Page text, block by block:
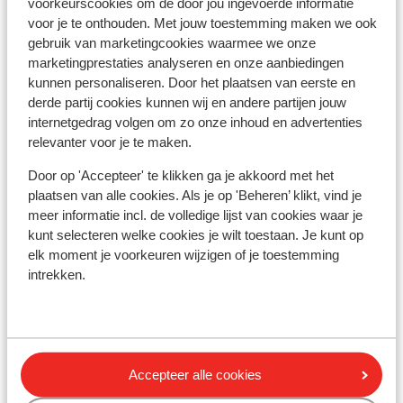
voorkeurscookies om de door jou ingevoerde informatie
voor je te onthouden. Met jouw toestemming maken we ook
gebruik van marketingcookies waarmee we onze
marketingprestaties analyseren en onze aanbiedingen
kunnen personaliseren. Door het plaatsen van eerste en
derde partij cookies kunnen wij en andere partijen jouw
internetgedrag volgen om zo onze inhoud en advertenties
relevanter voor je te maken.
Door op 'Accepteer' te klikken ga je akkoord met het
plaatsen van alle cookies. Als je op 'Beheren’ klikt, vind je
meer informatie incl. de volledige lijst van cookies waar je
kunt selecteren welke cookies je wilt toestaan. Je kunt op
elk moment je voorkeuren wijzigen of je toestemming
intrekken.
Accepteer alle cookies
Het alarmnummer in Griekenland voor de politie is 100.
Wanneer je een ambulance nodig hebt, dan dien je 166 te
bellen. Let op, deze alarmnummers mag je alleen
gebruiken bij noodgevallen.
Eten & drinken:
juiste adres. De Griekse keuken is divers. In de Griekse
restaurants vind je zowel vlees- als visgerechten, maar
ook smaakvolle vegetarische gerechten. Denk maar
aan Gyros, Mousaka, Calamaris en Tzatziki. Trek in wat
anders? Ook dit is mogelijk. In de toeristische plaatsen
Het water in Griekenland is anders dan je in Nederland
gewend bent. Het wordt afgeraden om kraanwater te